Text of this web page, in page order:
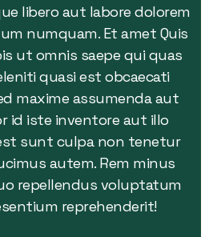
libero aut labore dolorem
numquam. Et amet Quis
ut omnis saepe qui quas
quasi est obcaecati
maxime assumenda aut
id iste inventore aut illo
sunt culpa non tenetur
autem. Rem minus
repellendus voluptatum
reprehenderit!